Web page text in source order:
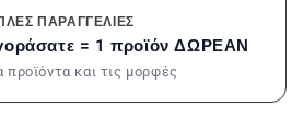
ΠΑΡΑΓΓΕΛΊΕΣ
= 1 προϊόν ΔΩΡΕΑΝ
προϊόντα και τις μορφές